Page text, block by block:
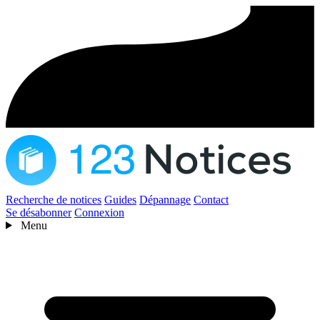
Recherche de notices Guides Dépannage Contact
Se désabonner Connexion
Menu